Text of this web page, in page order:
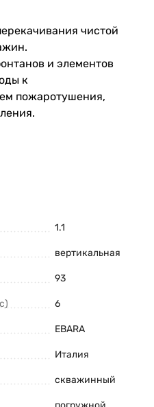
чистой
и элементов
к
пожаротушения,
1.1
вертикальная
93
6
EBARA
Италия
скважинный